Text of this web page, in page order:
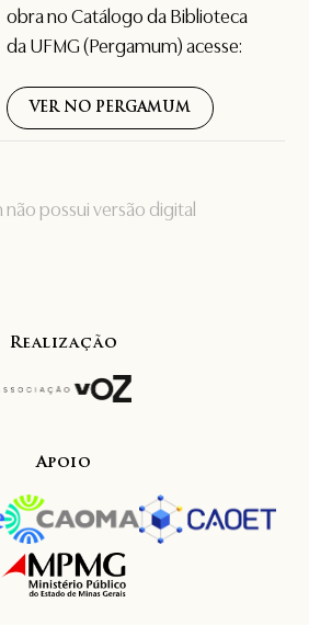
não possui versão digital
obra no Catálogo da Biblioteca
da UFMG (Pergamum) acesse:
VER NO PERGAMUM
Realização
Apoio